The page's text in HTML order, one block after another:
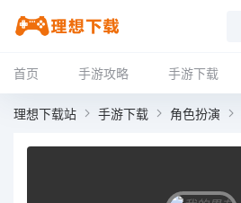
首页 手游攻略 手游下载
理想下载站 手游下载 角色扮演